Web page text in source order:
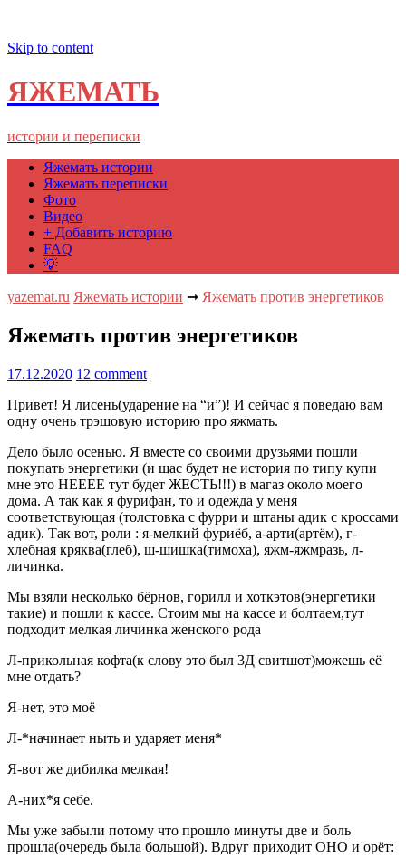
Skip to content
ЯЖЕМАТЬ
истории и переписки
Яжемать истории
Яжемать переписки
Фото
Видео
+ Добавить историю
FAQ
💡
yazemat.ru Яжемать истории ➞ Яжемать против энергетиков
Яжемать против энергетиков
17.12.2020 12 comment
Привет! Я лисень(ударение на “и”)! И сейчас я поведаю вам
одну очень трэшовую историю про яжмать.
Дело было осенью. Я вместе со своими друзьями пошли
покупать энергетики (и щас будет не история по типу купи
мне это НЕЕЕЕ тут будет ЖЕСТЬ!!!) в магаз около моего
дома. А так как я фурифан, то и одежда у меня
соответствующая (толстовка с фурри и штаны адик с кроссами
адик). Так вот, роли : я-мелкий фуриёб, а-арти(артём), г-
хлебная кряква(глеб), ш-шишка(тимоха), яжм-яжмразь, л-
личинка.
Мы взяли несколько бёрнов, горилл и хоткэтов(энергетики
такие) и пошли к кассе. Стоим мы на кассе и болтаем,тут
подходит мелкая личинка женского рода
Л-прикольная кофта(к слову это был 3Д свитшот)можешь её
мне отдать?
Я-нет, это моё
Л-*начинает ныть и ударяет меня*
Я-вот же дибилка мелкая!
А-них*я себе.
Мы уже забыли потому что прошло минуты две и боль
прошла(очередь была большой). Вдруг приходит ОНО и орёт: